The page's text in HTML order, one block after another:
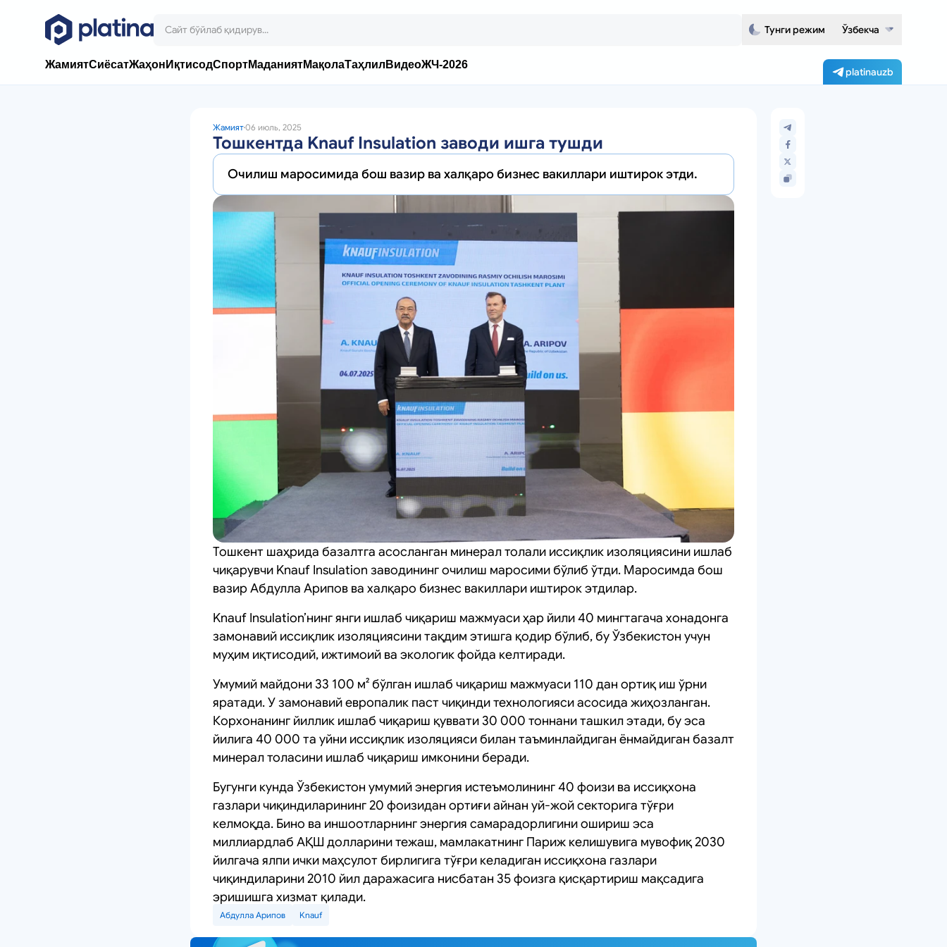
Тунги режим Ўзбекча
ЖамиятСиёсатЖаҳон ИқтисодСпортМаданиятМақолаТаҳлил ВидеоЖЧ-2026
platinauzb
Жамият06 июль, 2025
Тошкентда Knauf Insulation заводи ишга тушди
Очилиш маросимида бош вазир ва халқаро бизнес вакиллари иштирок этди.
Тошкент шаҳрида базалтга асосланган минерал толали иссиқлик изоляциясини ишлаб
чиқарувчи Knauf Insulation заводининг очилиш маросими бўлиб ўтди. Маросимда бош
вазир Абдулла Арипов ва халқаро бизнес вакиллари иштирок этдилар.
Knauf Insulation’нинг янги ишлаб чиқариш мажмуаси ҳар йили 40 мингтагача хонадонга
замонавий иссиқлик изоляциясини тақдим этишга қодир бўлиб, бу Ўзбекистон учун
муҳим иқтисодий, ижтимоий ва экологик фойда келтиради.
Умумий майдони 33 100 м² бўлган ишлаб чиқариш мажмуаси 110 дан ортиқ иш ўрни
яратади. У замонавий европалик паст чиқинди технологияси асосида жиҳозланган.
Корхонанинг йиллик ишлаб чиқариш қуввати 30 000 тоннани ташкил этади, бу эса
йилига 40 000 та уйни иссиқлик изоляцияси билан таъминлайдиган ёнмайдиган базалт
минерал толасини ишлаб чиқариш имконини беради.
Бугунги кунда Ўзбекистон умумий энергия истеъмолининг 40 фоизи ва иссиқхона
газлари чиқиндиларининг 20 фоизидан ортиғи айнан уй-жой секторига тўғри
келмоқда. Бино ва иншоотларнинг энергия самарадорлигини ошириш эса
миллиардлаб АҚШ долларини тежаш, мамлакатнинг Париж келишувига мувофиқ 2030
йилгача ялпи ички маҳсулот бирлигига тўғри келадиган иссиқхона газлари
чиқиндиларини 2010 йил даражасига нисбатан 35 фоизга қисқартириш мақсадига
эришишга хизмат қилади.
Абдулла Арипов Knauf